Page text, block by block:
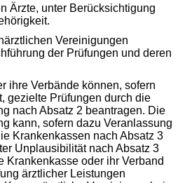
Ärzte, unter Berücksichtigung
Vereinigungen
der Prüfungen und deren
ihre Verbände können, sofern
gezielte Prüfungen durch die
nach Absatz 2 beantragen. Die
kann, sofern dazu Veranlassung
Krankenkassen nach Absatz 3
Unplausibilität nach Absatz 3
Krankenkasse oder ihr Verband
ärztlicher Leistungen